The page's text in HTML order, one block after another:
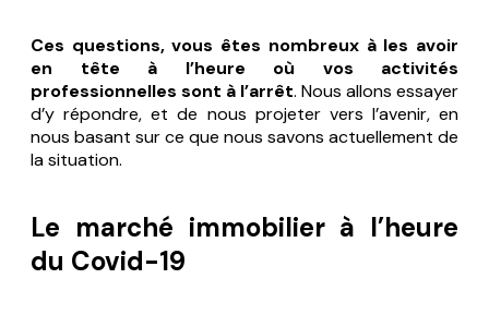
Ces questions, vous êtes nombreux à les avoir
en tête à l’heure où vos activités
professionnelles sont à l’arrêt. Nous allons essayer
d’y répondre, et de nous projeter vers l’avenir, en
nous basant sur ce que nous savons actuellement de
la situation.
Le marché immobilier à l’heure
du Covid-19